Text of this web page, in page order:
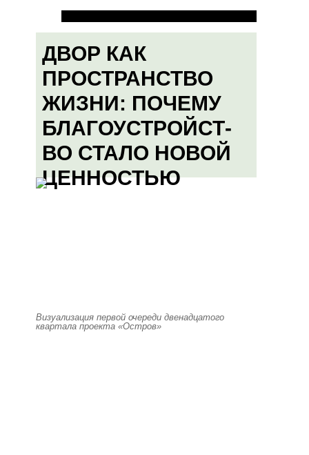
ДВОР КАК
ПРОСТРАНСТВО
ЖИЗНИ: ПОЧЕМУ
БЛАГОУСТРОЙСТ-
ВО СТАЛО НОВОЙ
ЦЕННОСТЬЮ
Визуализация первой очереди двенадцатого
квартала проекта «Остров»